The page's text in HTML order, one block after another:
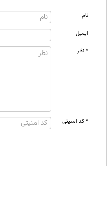
نام
ایمیل
* نظر
* کد امنیتی